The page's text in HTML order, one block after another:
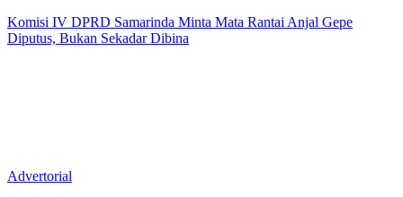
Komisi IV DPRD Samarinda Minta Mata Rantai Anjal Gepe
Diputus, Bukan Sekadar Dibina
Advertorial